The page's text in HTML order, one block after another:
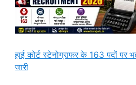
हाई कोर्ट स्टेनोग्राफर के 163 पदों पर
जारी